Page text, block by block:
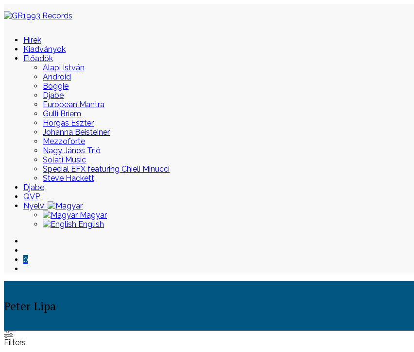
Hírek
Kiadványok
Előadók
Alapi István
Android
Boggie
Djabe
European Mantra
Gulli Briem
Horgas Eszter
Johanna Beisteiner
Mezzoforte
Nagy János Trió
Solati Music
Special EFX featuring Chieli Minucci
Steve Hackett
Djabe
QVP
Nyelv:
Magyar
English
0
Peter Lipa
Skip
to
Filters